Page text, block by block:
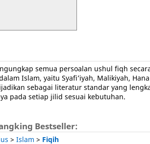
semua persoalan ushul fiqh
Islam, yaitu Syafi’iyah, Malikiyah,
sebagai literatur standar yang
pada setiap jilid sesuai kebutuhan.
Bestseller:
> Islam > Fiqih